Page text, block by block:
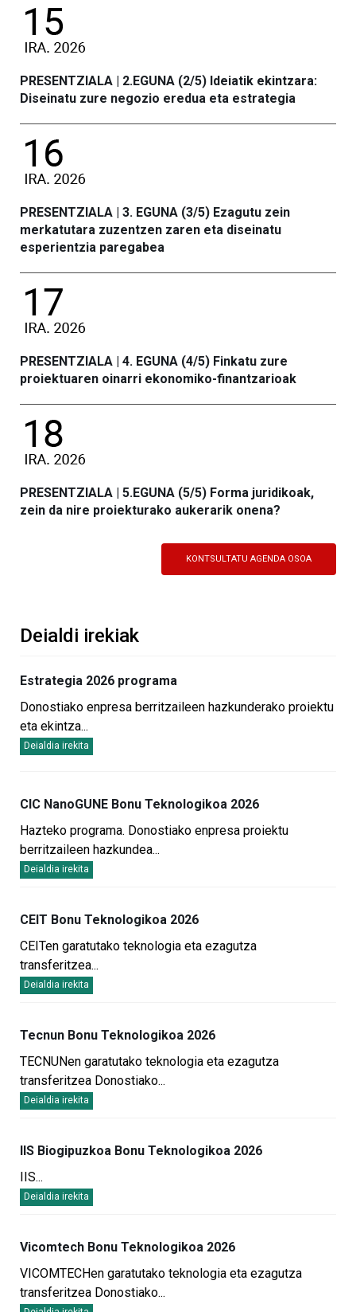
PRESENTZIALA | 2.EGUNA (2/5) Ideiatik ekintzara:
Diseinatu zure negozio eredua eta estrategia
PRESENTZIALA | 3. EGUNA (3/5) Ezagutu zein
merkatutara zuzentzen zaren eta diseinatu
esperientzia paregabea
PRESENTZIALA | 4. EGUNA (4/5) Finkatu zure
proiektuaren oinarri ekonomiko-finantzarioak
PRESENTZIALA | 5.EGUNA (5/5) Forma juridikoak,
zein da nire proiekturako aukerarik onena?
KONTSULTATU AGENDA OSOA
Deialdi irekiak
Estrategia 2026 programa
Deialdia irekita
Donostiako enpresa berritzaileen hazkunderako proiektu
eta ekintza
...
CIC NanoGUNE Bonu Teknologikoa 2026
Deialdia irekita
Hazteko programa. Donostiako enpresa proiektu
berritzaileen hazkundea
...
CEIT Bonu Teknologikoa 2026
Deialdia irekita
CEITen garatutako teknologia eta ezagutza
transferitzea
...
Tecnun Bonu Teknologikoa 2026
Deialdia irekita
TECNUNen garatutako teknologia eta ezagutza
transferitzea Donostiako
...
IIS Biogipuzkoa Bonu Teknologikoa 2026
Deialdia irekita
IIS
...
Vicomtech Bonu Teknologikoa 2026
VICOMTECHen garatutako teknologia eta ezagutza
transferitzea Donostiako